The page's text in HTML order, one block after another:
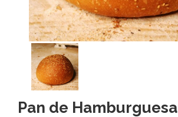
Pan de Hamburguesa